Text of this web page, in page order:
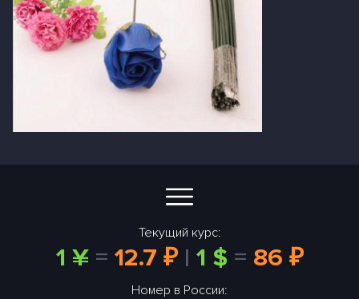
Текущий курс:
1 ¥= 12.7 ₽| 1 $ = 86 ₽
Номер в России: